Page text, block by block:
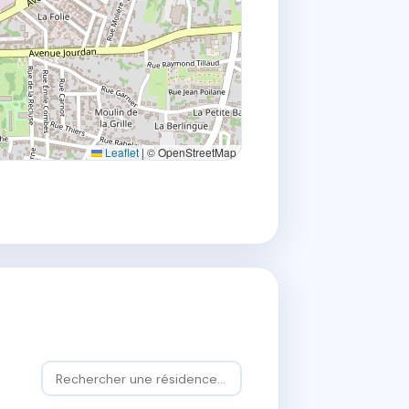
Leaflet| © OpenStreetMap